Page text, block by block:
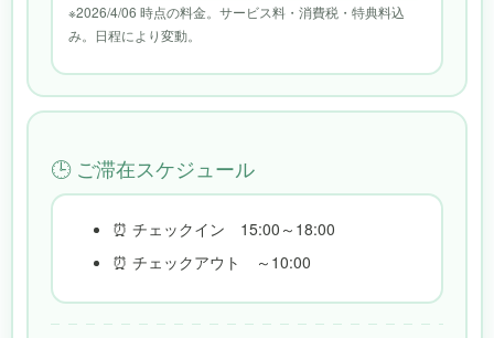
※2026/4/06 時点の料金。サービス料・消費税・特典料込
み。日程により変動。
🕒 ご滞在スケジュール
⏰ チェックイン 15:00～18:00
⏰ チェックアウト ～10:00